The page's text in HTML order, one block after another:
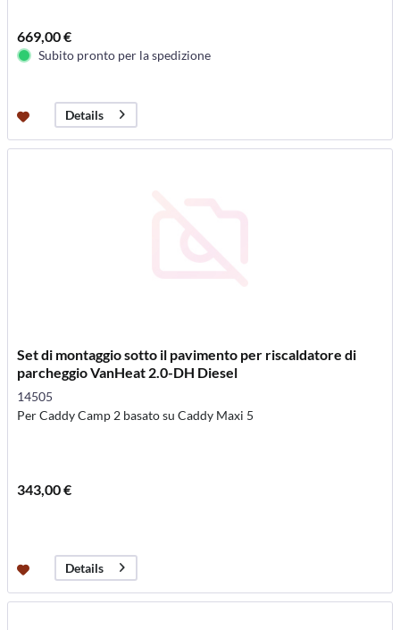
669,00 €
Subito pronto per la spedizione
Details
Set di montaggio sotto il pavimento per riscaldatore di
parcheggio VanHeat 2.0-DH Diesel
14505
Per Caddy Camp 2 basato su Caddy Maxi 5
343,00 €
Details